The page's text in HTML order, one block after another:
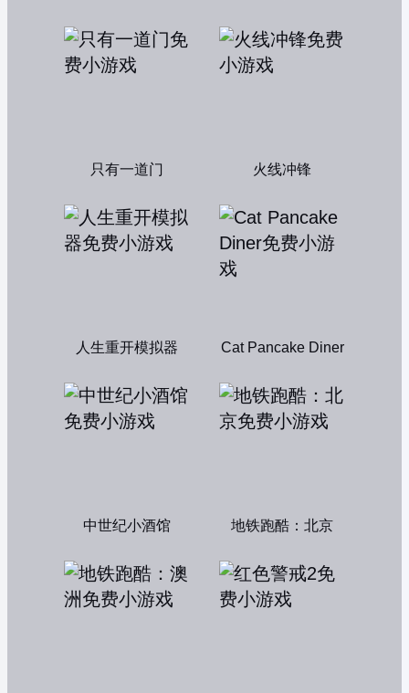
只有一道门 火线冲锋
人生重开模拟器 Cat Pancake Diner
中世纪小酒馆 地铁跑酷：北京